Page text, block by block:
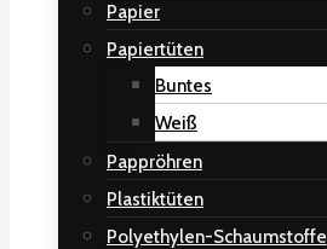
Papier
Papiertüten
Buntes
Weiß
Pappröhren
Plastiktüten
Polyethylen-Schaumstoffe